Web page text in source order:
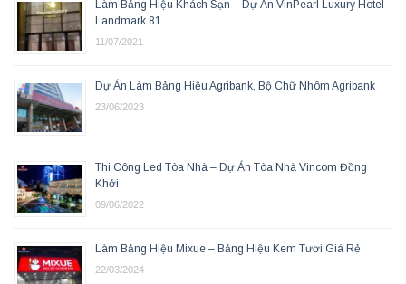
Làm Bảng Hiệu Khách Sạn – Dự Án VinPearl Luxury Hotel
Landmark 81
11/07/2021
Dự Án Làm Bảng Hiệu Agribank, Bộ Chữ Nhôm Agribank
23/06/2023
Thi Công Led Tòa Nhà – Dự Án Tòa Nhà Vincom Đồng
Khởi
09/06/2022
Làm Bảng Hiệu Mixue – Bảng Hiệu Kem Tươi Giá Rẻ
22/03/2024